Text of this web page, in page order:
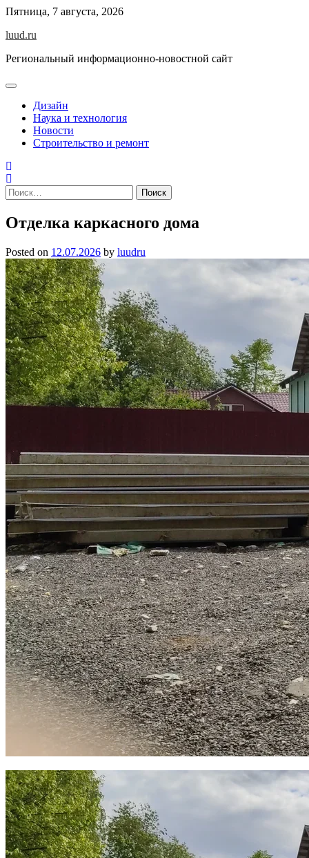
Skip
content
Пятница, 7 августа, 2026
luud.ru
Региональный информационно-новостной сайт
Дизайн
Наука и технология
Новости
Строительство и ремонт
Найти:
Отделка каркасного дома
Posted on 12.07.2026 by luudru